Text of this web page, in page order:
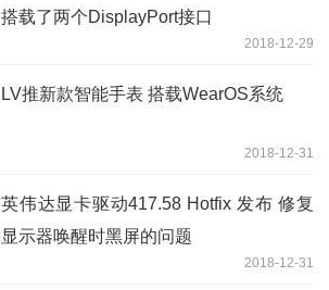
搭载了两个DisplayPort接口
2018-12-29
LV推新款智能手表 搭载WearOS系统
2018-12-31
英伟达显卡驱动417.58 Hotfix 发布 修复
显示器唤醒时黑屏的问题
2018-12-31